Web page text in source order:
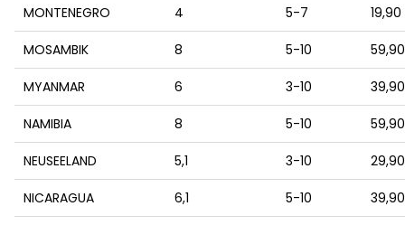
MONTENEGRO 4 5-7
MOSAMBIK 8 5-10
MYANMAR 6 3-10
NAMIBIA 8 5-10
NEUSEELAND 5,1 3-10
NICARAGUA 6,1 5-10